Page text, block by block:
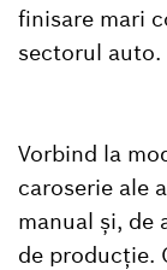
finisare mari
sectorul auto.
Vorbind la
caroserie ale
manual și, de
de producție.